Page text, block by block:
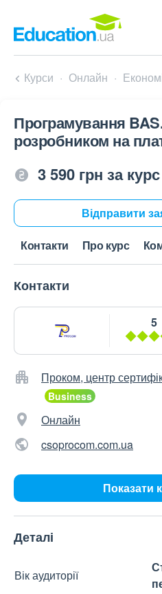
Курси Онлайн
Програмування
розробником на
3 590 грн за курс
Відправити
Контакти Про курс
Контакти
5
Проком, центр
Онлайн
csoprocom.com.ua
Показати
Деталі
Вік аудиторії